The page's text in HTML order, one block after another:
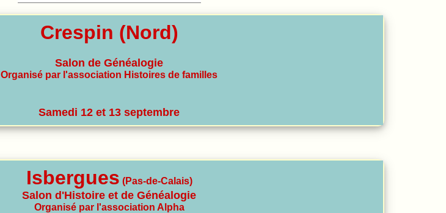
Crespin (Nord)
Salon de Généalogie
Organisé par l'association Histoires de familles
Samedi 12 et 13 septembre
Isbergues (Pas-de-Calais)
Salon d'Histoire et de Généalogie
Organisé par l'association Alpha